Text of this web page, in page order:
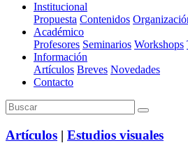
Institucional
Propuesta Contenidos
Académico
Profesores Seminarios Workshops
Información
Artículos Breves Novedades
Contacto
Artículos | Estudios visuales